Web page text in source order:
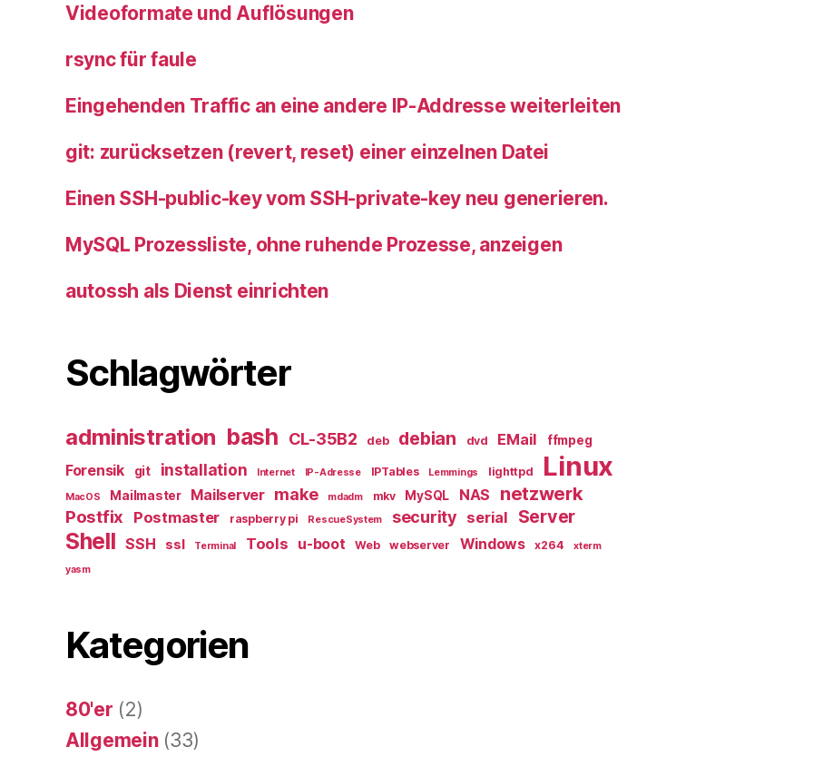
Videoformate und Auflösungen
rsync für faule
Eingehenden Traffic an eine andere IP-Addresse weiterleiten
git: zurücksetzen (revert, reset) einer einzelnen Datei
Einen SSH-public-key vom SSH-private-key neu generieren.
MySQL Prozessliste, ohne ruhende Prozesse, anzeigen
autossh als Dienst einrichten
Schlagwörter
administration bash CL-35B2 deb debian dvd EMail ffmpeg
Forensik git installation Internet IP-Adresse IPTables Lemmings lighttpd Linux
MacOS Mailmaster Mailserver make mdadm mkv MySQL NAS netzwerk
Postfix Postmaster raspberry pi RescueSystem security serial Server
Shell SSH ssl Terminal Tools u-boot Web webserver Windows x264
xterm
yasm
Kategorien
80'er (2)
Allgemein(33)